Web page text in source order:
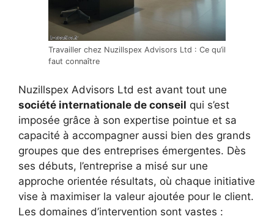
Travailler chez Nuzillspex Advisors Ltd : Ce qu’il
faut connaître
Nuzillspex Advisors Ltd est avant tout une
société internationale de conseil qui s’est
imposée grâce à son expertise pointue et sa
capacité à accompagner aussi bien des grands
groupes que des entreprises émergentes. Dès
ses débuts, l’entreprise a misé sur une
approche orientée résultats, où chaque initiative
vise à maximiser la valeur ajoutée pour le client.
Les domaines d’intervention sont vastes :